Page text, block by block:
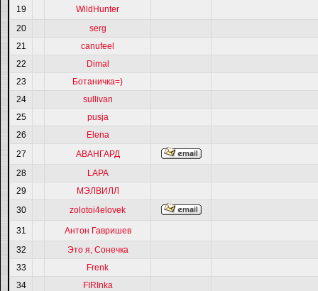
19
WildHunter
20
serg
21
canufeel
22
Dimal
23
Ботаничка=)
24
sullivan
25
pusja
26
Elena
27
АВАНГАРД
28
LAPA
29
МЭЛВИЛЛ
30
zolotoi4elovek
31
Антон Гавришев
32
Это я, Сонечка
33
Frenk
34
FIRInka